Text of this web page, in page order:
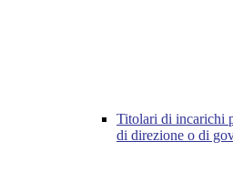
Titolari di incarichi
di direzione o di